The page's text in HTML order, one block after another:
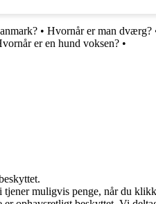
• Hvornår er man dværg?
er en hund voksen? •
muligvis penge, når du